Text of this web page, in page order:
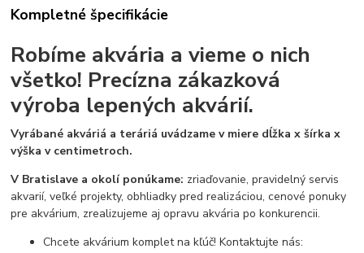
Kompletné špecifikácie
Robíme akvária a vieme o nich
všetko! Precízna zákazková
výroba lepených akvárií.
Vyrábané akváriá a teráriá uvádzame v miere dĺžka x šírka x
výška v centimetroch.
V Bratislave a okolí ponúkame: zriaďovanie, pravidelný servis
akvarií, veľké projekty, obhliadky pred realizáciou, cenové ponuky
pre akvárium, zrealizujeme aj opravu akvária po konkurencii.
Chcete akvárium komplet na kľúč! Kontaktujte nás: